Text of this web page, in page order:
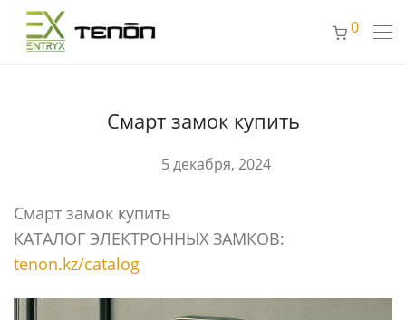
0
Смарт замок купить
5 декабря, 2024
Смарт замок купить
КАТАЛОГ ЭЛЕКТРОННЫХ ЗАМКОВ:
tenon.kz/catalog